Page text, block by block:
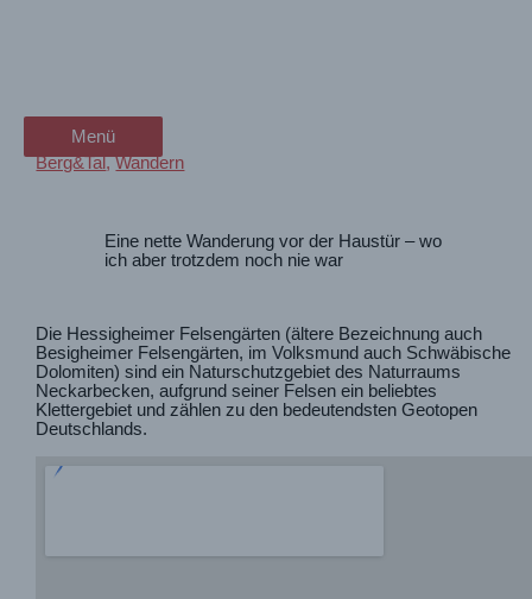
Menü
Menü
Berg&Tal,Wandern
Eine nette Wanderung vor der Haustür – wo
ich aber trotzdem noch nie war
Die Hessigheimer Felsengärten (ältere Bezeichnung auch
Besigheimer Felsengärten, im Volksmund auch Schwäbische
Dolomiten) sind ein Naturschutzgebiet des Naturraums
Neckarbecken, aufgrund seiner Felsen ein beliebtes
Klettergebiet und zählen zu den bedeutendsten Geotopen
Deutschlands.